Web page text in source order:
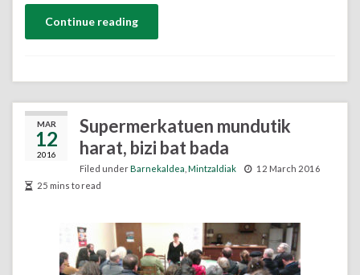
Continue reading
MAR
12
2016
Supermerkatuen mundutik
harat, bizi bat bada
Filed underBarnekaldea Mintzaldiak
12 March 2016
25 mins to read